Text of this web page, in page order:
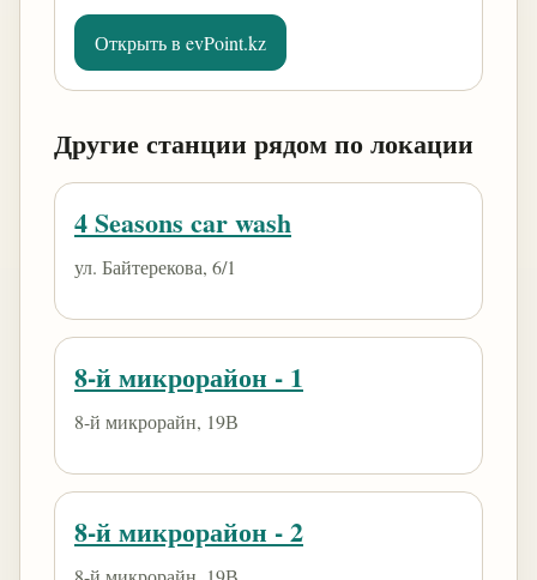
Открыть в evPoint.kz
Другие станции рядом по локации
4 Seasons car wash
ул. Байтерекова, 6/1
8-й микрорайон - 1
8-й микрорайн, 19В
8-й микрорайон - 2